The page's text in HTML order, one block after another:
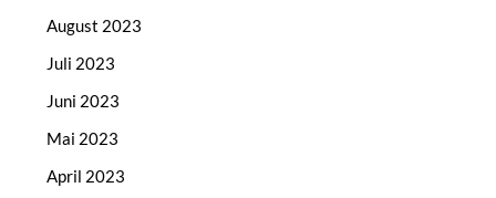
August 2023
Juli 2023
Juni 2023
Mai 2023
April 2023